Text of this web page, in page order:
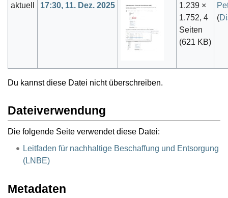
aktuell 17:30, 11. Dez. 2025
1.239 ×
1.752, 4
Seiten
(621 KB)
(
Du kannst diese Datei nicht überschreiben.
Dateiverwendung
Die folgende Seite verwendet diese Datei:
Leitfaden für nachhaltige Beschaffung und Entsorgung
(LNBE)
Metadaten